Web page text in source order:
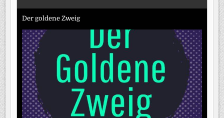
Der goldene Zweig